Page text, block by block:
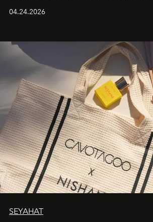
04.24.2026
SEYAHAT